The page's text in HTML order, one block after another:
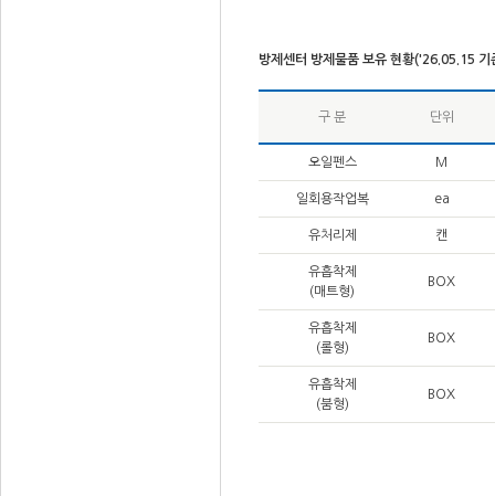
방제센터 방제물품 보유 현황('26.05.15 기
구 분 단위
오일펜스 M
일회용작업복 ea
유처리제 캔
유흡착제
(매트형)
BOX
유흡착제
(롤형)
BOX
유흡착제
(붐형)
BOX